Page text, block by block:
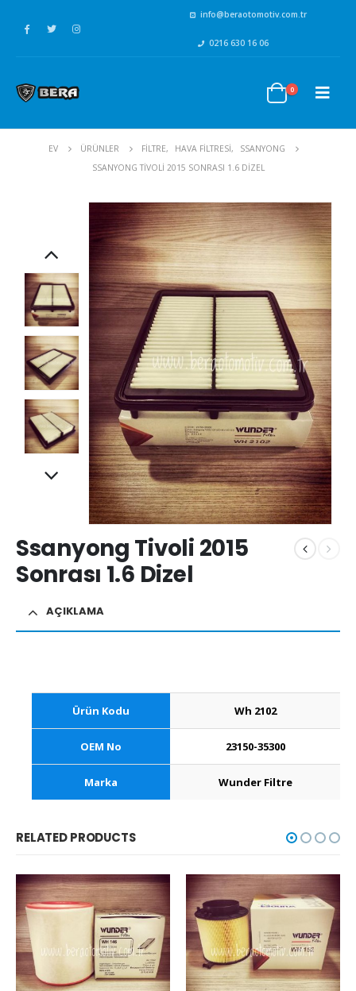
info@beraotomotiv.com.tr
0216 630 16 06
0
EV ÜRÜNLER FİLTRE, HAVA FİLTRESİ,
SSANYONG
SSANYONG TIVOLI 2015 SONRASI 1.6 DIZEL
Ssanyong Tivoli 2015
Sonrası 1.6 Dizel
AÇIKLAMA
Ürün Kodu Wh 2102
OEM No 23150-35300
Marka Wunder Filtre
RELATED PRODUCTS